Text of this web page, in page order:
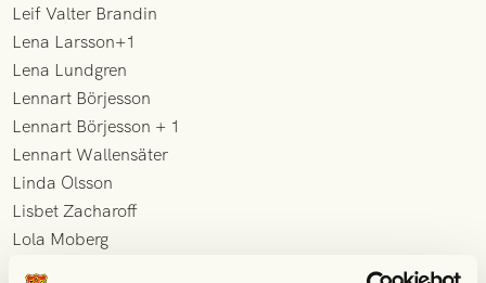
Leif Valter Brandin
Lena Larsson+1
Lena Lundgren
Lennart Börjesson
Lennart Börjesson + 1
Lennart Wallensäter
Linda Olsson
Lisbet Zacharoff
Lola Moberg